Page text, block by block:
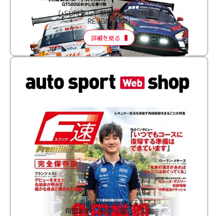
［ SUPER GT 熱闘“再点火”特集 ］
RE:IGNITION
詳細を見る
F速 Premium Vol.3
角田裕毅 現在・過去・未来